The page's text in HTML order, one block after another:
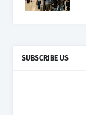
SUBSCRIBE US